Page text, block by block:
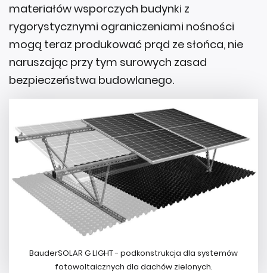
materiałów wsporczych budynki z
rygorystycznymi ograniczeniami nośności
mogą teraz produkować prąd ze słońca, nie
naruszając przy tym surowych zasad
bezpieczeństwa budowlanego.
BauderSOLAR G LIGHT - podkonstrukcja dla systemów
fotowoltaicznych dla dachów zielonych.